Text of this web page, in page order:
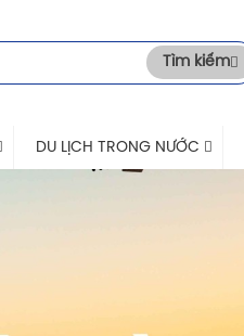
Tìm kiếm
DU LỊCH TRONG NƯỚC